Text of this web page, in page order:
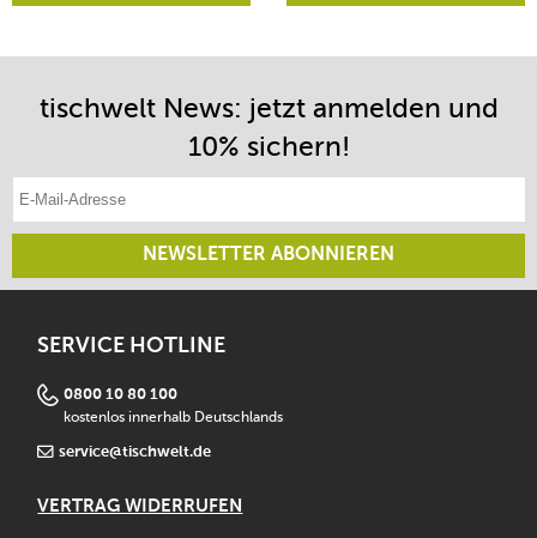
tischwelt News: jetzt anmelden und
10% sichern!
NEWSLETTER ABONNIEREN
SERVICE HOTLINE
0800 10 80 100
kostenlos innerhalb Deutschlands
service@tischwelt.de
VERTRAG WIDERRUFEN